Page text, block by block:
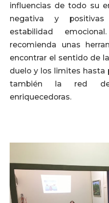
influencias de todo su
negativa y
estabilidad
recomienda unas
encontrar el sentido de
duelo y los limites hasta
también la red de
enriquecedoras.